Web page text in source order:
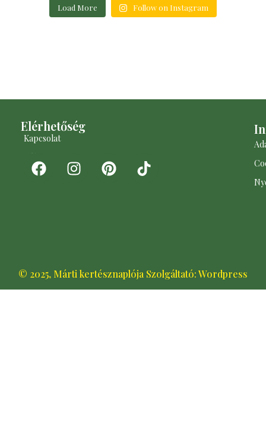
Load More Follow on Instagram
Elérhetőség​
Kapcsolat
© 2025, Márti kertésznaplója Szolgáltató: Wordpress